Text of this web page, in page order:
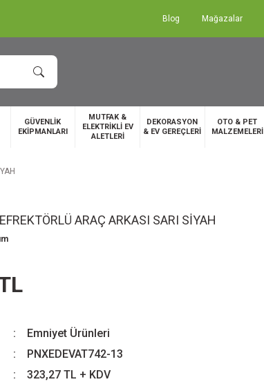
Blog Mağazalar
GÜVENLİK
EKİPMANLARI
MUTFAK &
ELEKTRİKLİ EV
ALETLERİ
DEKORASYON
& EV GEREÇLERİ
OTO & PET
MALZEMELERİ
ARAÇ ARKASI SARI SİYAH
Emniyet Ürünleri
PNXEDEVAT742-13
323,27 TL + KDV